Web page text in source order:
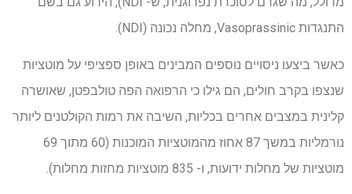
התנגדות Vasoprassinic, מחלה נכונה (NDI).
כאשר ביצעו ניסויים נוספים המבינים באופן ספציפי על מוטציות
שנצפו בקרב חולים, הם גילו כי הרפואה הפה טולבפטן, שאושרה
קלינית במצבים אחרים בכליות, השיבה את רמות הקולטנים ליותר
נורמליות במשך 87 אחוז מהמוטציות המוכנות (60 מתוך 69
מוטציות של מחלות ידועות, ו- 835 מוטציות מחזות מחלות).